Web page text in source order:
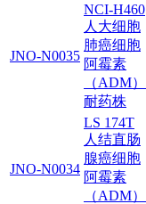
JNO-N0035
NCI-H460
人大细胞
肺癌细胞
阿霉素
（ADM）
耐药株
JNO-N0034
LS 174T
人结直肠
腺癌细胞
阿霉素
（ADM）